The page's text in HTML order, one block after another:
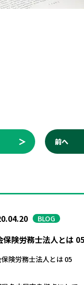
前へ
BLOG
保険労務士法人とは 05
険労務士法人とは 05